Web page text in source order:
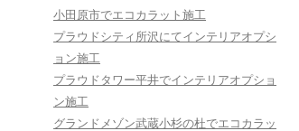
小田原市でエコカラット施工
プラウドシティ所沢にてインテリアオプシ
ョン施工
プラウドタワー平井でインテリアオプショ
ン施工
グランドメゾン武蔵小杉の杜でエコカラッ